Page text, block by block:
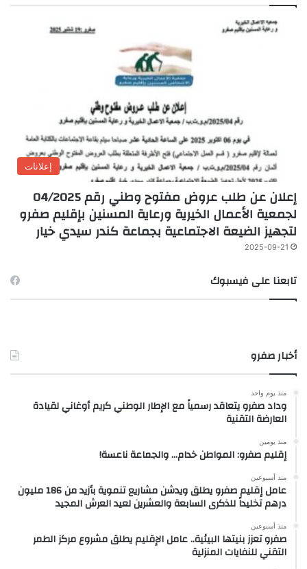
إعلانات
إعلان عن طلب عروض مفتوح وطني رقم 04/2025
لجمعية الأعمال الخيرية ورعاية المسنين بإقليم صفرو
لتجهيز الضيعة الاجتماعية بجماعة كندر سيدي خيار
2025-09-21
تابعنا على فيسبوك
أخبار صفرو
منذ يوم واحد
وداد صفرو يتعاقد رسمياً مع الإطار الوطني كريم أوغاني لقيادة
العارضة التقنية
منذ يومين
إقليم صفرو: المواطن خدام… والجماعة ناعسة!
منذ أسبوعين
عامل إقليم صفرو يطلق ويدشن مشاريع تنموية بأزيد من 186 مليون
درهم تخليداً للذكرى السابعة والعشرين لعيد العرش المجيد
منذ أسبوعين
صفرو تعزز بنيتها البيئية.. عامل الإقليم يطلق مشروع مركز الطمر
التقني للنفايات المنزلية